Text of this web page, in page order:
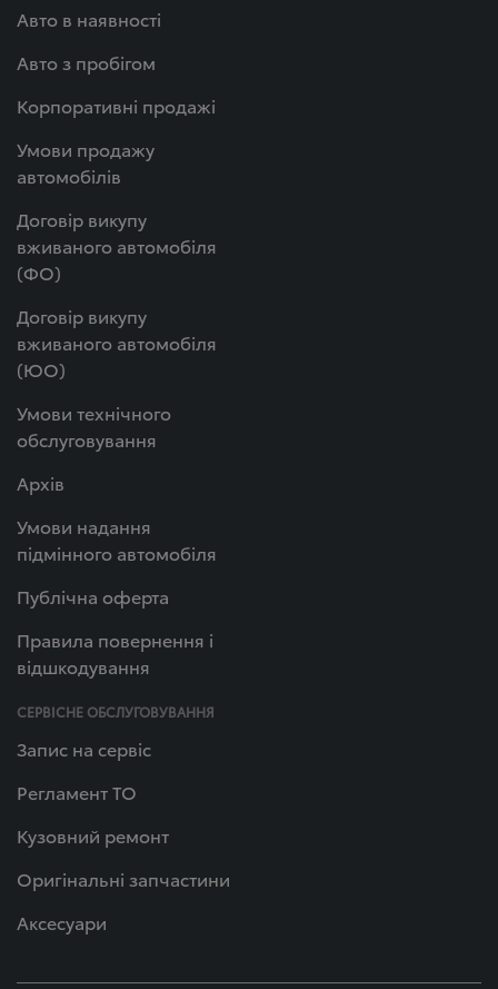
Авто в наявності
Авто з пробігом
Корпоративні продажі
Умови продажу
автомобілів
Договір викупу
вживаного автомобіля
(ФО)
Договір викупу
вживаного автомобіля
(ЮО)
Умови технічного
обслуговування
Архів
Умови надання
підмінного автомобіля
Публічна оферта
Правила повернення і
відшкодування
СЕРВІСНЕ ОБСЛУГОВУВАННЯ
Запис на сервіс
Регламент ТО
Кузовний ремонт
Оригінальні запчастини
Аксесуари